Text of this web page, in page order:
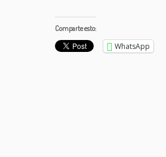
Comparte esto:
WhatsApp